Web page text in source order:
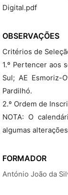
Digital.pdf
OBSERVAÇÕES
Critérios de
1.º Pertencer aos
Sul; AE Esmoriz-
Pardilhó.
2.º Ordem de
NOTA: O
algumas
FORMADOR
António João da